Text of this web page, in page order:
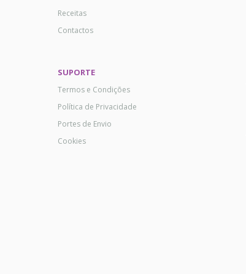
Receitas
Contactos
SUPORTE
Termos e Condições
Política de Privacidade
Portes de Envio
Cookies